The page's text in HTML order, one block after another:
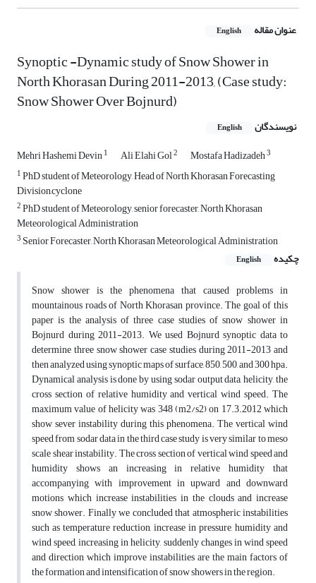
عنوان مقاله English
Synoptic -Dynamic study of Snow Shower in
North Khorasan During 2011-2013, (Case study:
Snow Shower Over Bojnurd)
نویسندگان English
Mehri Hashemi Devin1 Ali Elahi Gol2 Mostafa Hadizadeh3
1PhD student of Meteorology, Head of North Khorasan Forecasting
Division,cyclone
2PhD student of Meteorology, senior forecaster, North Khorasan
Meteorological Administration
3 Senior Forecaster, North Khorasan Meteorological Administration
چکیده
English
Snow shower is the phenomena that caused problems in
mountainous roads of North Khorasan province. The goal of this
paper is the analysis of three case studies of snow shower in
Bojnurd during 2011-2013. We used Bojnurd synoptic data to
determine three snow shower case studies during 2011-2013 and
then analyzed using synoptic maps of surface, 850, 500, and 300 hpa.
Dynamical analysis is done by using sodar output data, helicity, the
cross section of relative humidity and vertical wind speed. The
maximum value of helicity was 348 (m2/s2) on 17.3.2012 which
show sever instability during this phenomena. The vertical wind
speed from sodar data in the third case study is very similar to meso
scale shear instability. The cross section of vertical wind speed and
humidity shows an increasing in relative humidity that
accompanying with improvement in upward and downward
motions which increase instabilities in the clouds and increase
snow shower. Finally we concluded that atmospheric instabilities
such as temperature reduction, increase in pressure, humidity and
wind speed, increasing in helicity, suddenly changes in wind speed
and direction which improve instabilities are the main factors of
the formation and intensification of snow showers in the region.